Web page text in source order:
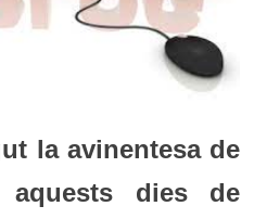
la avinentesa de
aquests dies de